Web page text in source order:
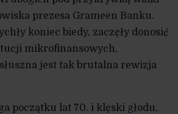
prezesa Grameen Banku.
koniec biedy, zaczęły donosić
mikrofinansowych,
jest tak brutalna rewizja
początku lat 70. i klęski głodu,